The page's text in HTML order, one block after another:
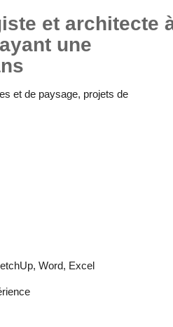
et architecte
une
et de paysage, projets de
Word, Excel